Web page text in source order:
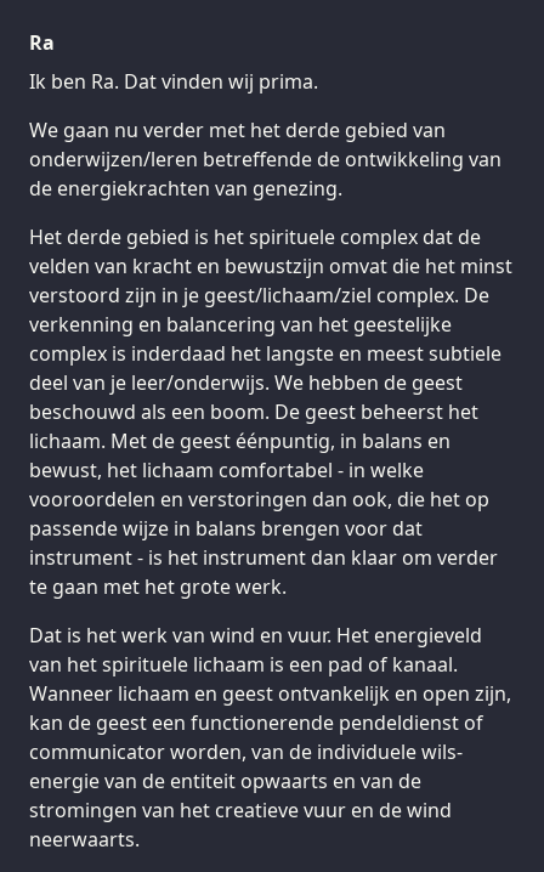
Ra
Ik ben Ra. Dat vinden wij prima.
We gaan nu verder met het derde gebied van
onderwijzen/leren betreffende de ontwikkeling van
de energiekrachten van genezing.
Het derde gebied is het spirituele complex dat de
velden van kracht en bewustzijn omvat die het minst
verstoord zijn in je geest/lichaam/ziel complex. De
verkenning en balancering van het geestelijke
complex is inderdaad het langste en meest subtiele
deel van je leer/onderwijs. We hebben de geest
beschouwd als een boom. De geest beheerst het
lichaam. Met de geest éénpuntig, in balans en
bewust, het lichaam comfortabel - in welke
vooroordelen en verstoringen dan ook, die het op
passende wijze in balans brengen voor dat
instrument - is het instrument dan klaar om verder
te gaan met het grote werk.
Dat is het werk van wind en vuur. Het energieveld
van het spirituele lichaam is een pad of kanaal.
Wanneer lichaam en geest ontvankelijk en open zijn,
kan de geest een functionerende pendeldienst of
communicator worden, van de individuele wils-
energie van de entiteit opwaarts en van de
stromingen van het creatieve vuur en de wind
neerwaarts.